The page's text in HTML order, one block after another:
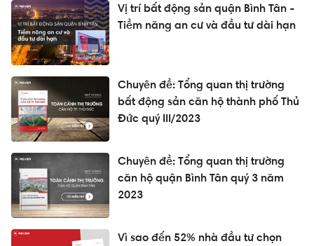
Vị trí bất động sản quận Bình Tân -
Tiềm năng an cư và đầu tư dài hạn
Chuyên đề: Tổng quan thị trường
bất động sản căn hộ thành phố Thủ
Đức quý III/2023
Chuyên đề: Tổng quan thị trường
căn hộ quận Bình Tân quý 3 năm
2023
Vì sao đến 52% nhà đầu tư chọn